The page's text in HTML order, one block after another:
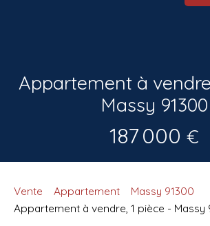
Appartement à
Massy 91300
187 000 €
Vente Appartement
Massy 91300
Appartement à vendre, 1 pièce - Massy